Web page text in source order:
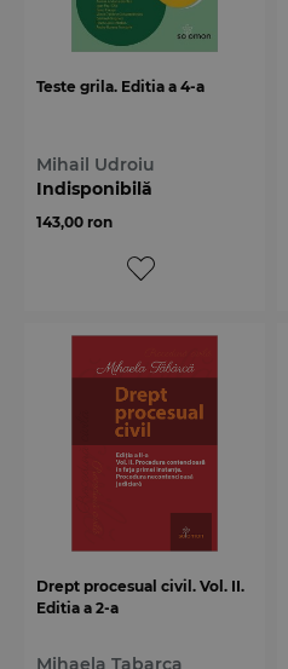
Teste grila. Editia a 4-a
Mihail Udroiu
Indisponibilă
143,00 ron
Drept procesual civil. Vol. II.
Editia a 2-a